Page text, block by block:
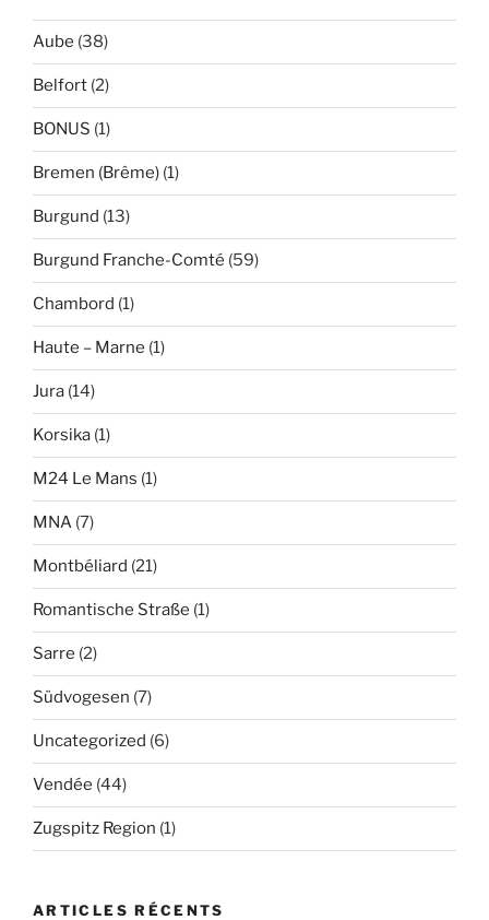
Aube (38)
Belfort (2)
BONUS (1)
Bremen (Brême) (1)
Burgund (13)
Burgund Franche-Comté (59)
Chambord (1)
Haute – Marne (1)
Jura (14)
Korsika (1)
M24 Le Mans (1)
MNA (7)
Montbéliard (21)
Romantische Straße (1)
Sarre (2)
Südvogesen (7)
Uncategorized (6)
Vendée (44)
Zugspitz Region (1)
ARTICLES RÉCENTS